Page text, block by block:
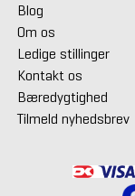
Blog
Om os
Ledige stillinger
Kontakt os
Bæredygtighed
Tilmeld nyhedsbrev